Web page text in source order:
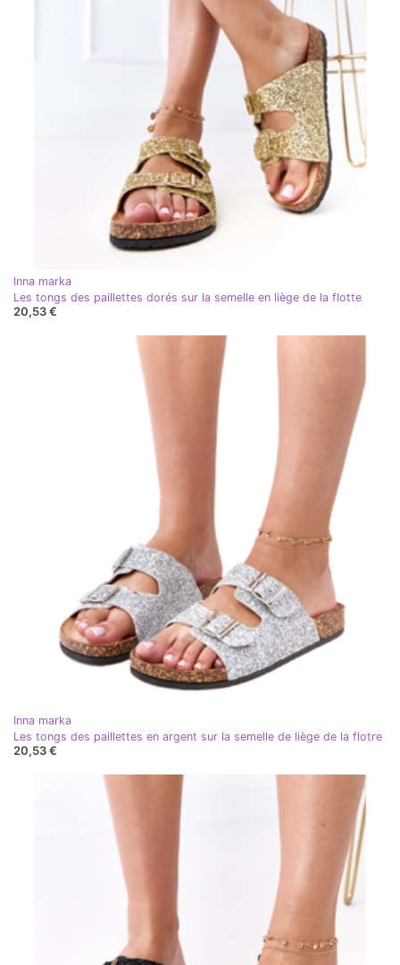
Inna marka
Les tongs des paillettes dorés sur la semelle en liège de la flotte
20,53 €
Inna marka
Les tongs des paillettes en argent sur la semelle de liège de la flotre
20,53 €